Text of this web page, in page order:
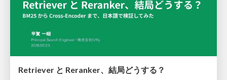
Retriever と Reranker、結局どうする？